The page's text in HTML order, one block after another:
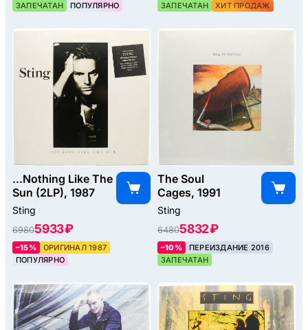
ЗАПЕЧАТАН
ПОПУЛЯРНО
ЗАПЕЧАТАН
ХИТ ПРОДАЖ
...Nothing Like The
Sun (2LP), 1987
Sting
69805933 ₽
–15%
ОРИГИНАЛ 1987
ПОПУЛЯРНО
The Soul
Cages, 1991
Sting
64805832 ₽
–10%
ПЕРЕИЗДАНИЕ 2016
ЗАПЕЧАТАН